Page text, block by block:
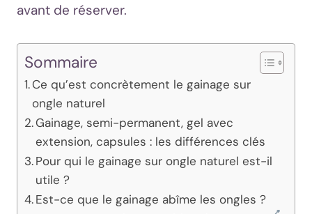
avant de réserver.
Sommaire
Ce qu’est concrètement le gainage sur
ongle naturel
Gainage, semi-permanent, gel avec
extension, capsules : les différences clés
Pour qui le gainage sur ongle naturel est-il
utile ?
Est-ce que le gainage abîme les ongles ?